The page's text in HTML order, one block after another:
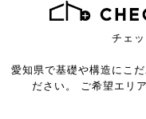
チェ
愛知県で基礎や構造にこ
ださい。
ご希望エリ